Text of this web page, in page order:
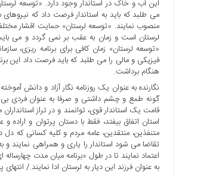
این آب و خاک در استاندار وجود دارد. «توسعه
می طلبد که باید به استاندار فرصت داد که
منصوب نمایند. «توسعه لرستان» حمایت اقشار
لرستان است و زمان به عقب بر نمی گردد و می
«توسعه لرستان» زمان کافی برای برنامه ریزی،
فیزیکی و مالی را می طلبد که باید فرصت داد این
هنگام برداشت.
نگارنده به عنوان یک روزنامه نگار آزاد و دانش
گونه طمع و چشم داشتی و صرفا به عنوان فردی بی
قامت یک استاندار قوی، توانمند و در تراز
استان اتفاق بیفتد، فقط با دستان پرتوان و
متنفذین، منتقدین، عامه مردم و کلیه کسانی که
تقاضا می شود استاندار را یاری و همراهی نمایند
اعتماد نمایند تا در طول «برنامه میان مدت
به عنوان فرزند این دیار به لرستان ادا نمایند./ انتهای